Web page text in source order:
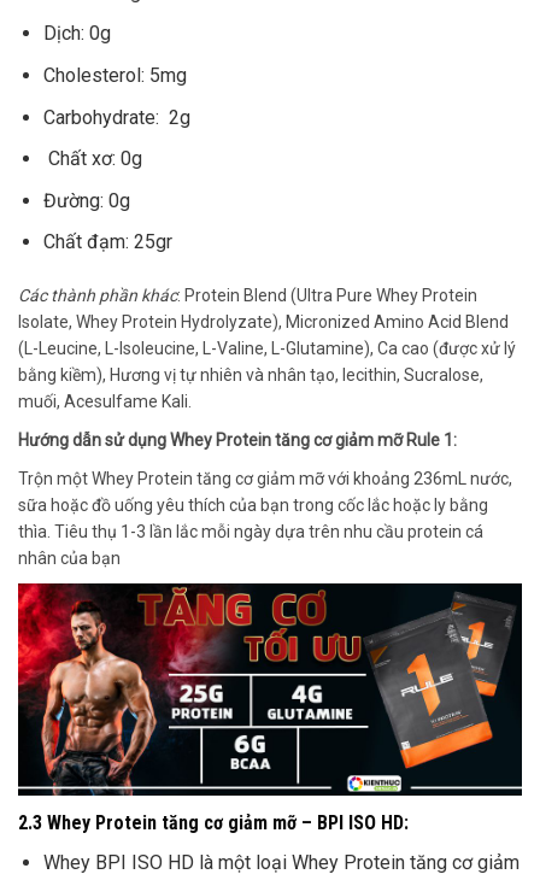
Dịch: 0g
Cholesterol: 5mg
Carbohydrate: 2g
Chất xơ: 0g
Đường: 0g
Chất đạm: 25gr
Các thành phần khác: Protein Blend (Ultra Pure Whey Protein
Isolate, Whey Protein Hydrolyzate), Micronized Amino Acid Blend
(L-Leucine, L-Isoleucine, L-Valine, L-Glutamine), Ca cao (được xử lý
bằng kiềm), Hương vị tự nhiên và nhân tạo, lecithin, Sucralose,
muối, Acesulfame Kali.
Hướng dẫn sử dụng Whey Protein tăng cơ giảm mỡ Rule 1:
Trộn một Whey Protein tăng cơ giảm mỡ với khoảng 236mL nước,
sữa hoặc đồ uống yêu thích của bạn trong cốc lắc hoặc ly bằng
thìa. Tiêu thụ 1-3 lần lắc mỗi ngày dựa trên nhu cầu protein cá
nhân của bạn
2.3 Whey Protein tăng cơ giảm mỡ – BPI ISO HD:
Whey BPI ISO HD là một loại Whey Protein tăng cơ giảm